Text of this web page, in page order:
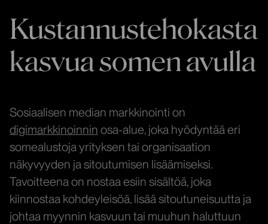
Kustannustehokasta
kasvua somen avulla
Sosiaalisen median markkinointi on
digimarkkinoinnin osa-alue, joka hyödyntää eri
somealustoja yrityksen tai organisaation
näkyvyyden ja sitoutumisen lisäämiseksi.
Tavoitteena on nostaa esiin sisältöä, joka
kiinnostaa kohdeyleisöä, lisää sitoutuneisuutta ja
johtaa myynnin kasvuun tai muuhun haluttuun